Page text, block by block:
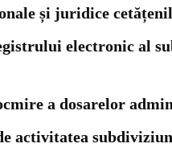
și juridice
electronic al
a dosarelor
activitatea